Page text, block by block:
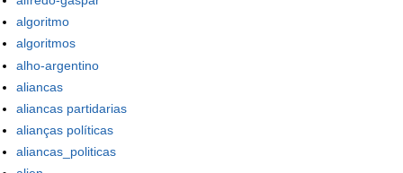
algoritmo
algoritmos
alho-argentino
aliancas
aliancas partidarias
alianças políticas
aliancas_politicas